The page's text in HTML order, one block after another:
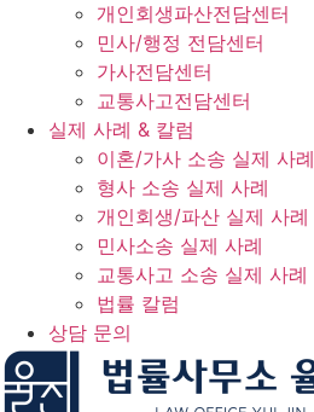
개인회생파산전담센터
민사/행정 전담센터
가사전담센터
교통사고전담센터
실제 사례 & 칼럼
이혼/가사 소송 실제 사례
형사 소송 실제 사례
개인회생/파산 실제 사례
민사소송 실제 사례
교통사고 소송 실제 사례
법률 칼럼
상담 문의